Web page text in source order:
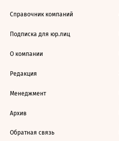
Справочник компаний
Подписка для юр.лиц
О компании
Редакция
Менеджмент
Архив
Обратная связь